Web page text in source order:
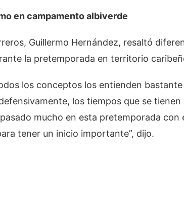
en campamento albiverde
Guillermo Hernández, resaltó
la pretemporada en territorio
los conceptos los entienden bastante
los tiempos que se tienen
mucho en esta pretemporada con
tener un inicio importante”, dijo.